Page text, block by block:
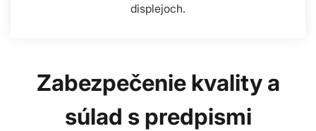
displejoch.
Zabezpečenie kvality a
súlad s predpismi